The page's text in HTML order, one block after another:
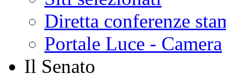
Diretta conferenze
Portale Luce - Camera
Il Senato